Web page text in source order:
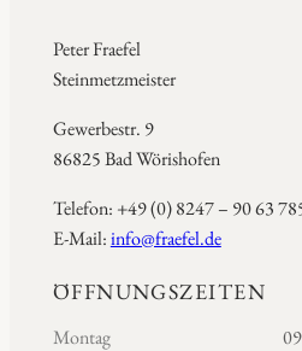
Peter Fraefel
Steinmetzmeister
Gewerbestr. 9
86825 Bad Wörishofen
Telefon: +49 (0) 8247 – 90 63
E-Mail:info@fraefel.de
ÖFFNUNGSZEITEN
Montag